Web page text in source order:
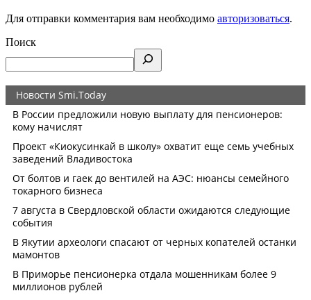
Для отправки комментария вам необходимо авторизоваться.
Поиск